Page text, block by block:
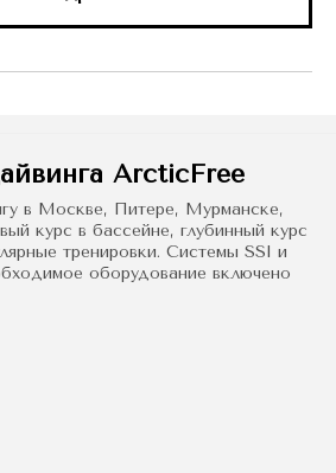
ArcticFree
в Москве, Питере, Мурманске,
курс в бассейне, глубинный курс
тренировки. Системы SSI и
оборудование включено